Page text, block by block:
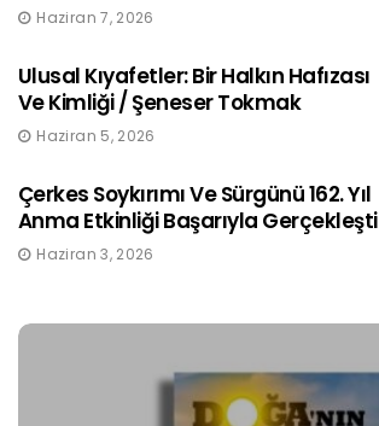
Haziran 7, 2026
Ulusal Kıyafetler: Bir Halkın Hafızası
Ve Kimliği / Şeneser Tokmak
Haziran 5, 2026
Çerkes Soykırımı Ve Sürgünü 162. Yıl
Anma Etkinliği Başarıyla Gerçekleşti
Haziran 3, 2026